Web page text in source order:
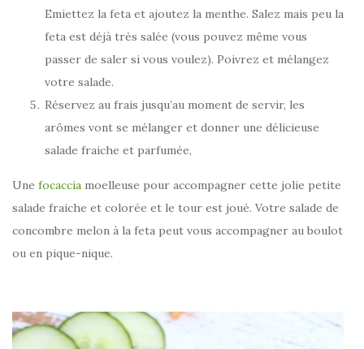
Emiettez la feta et ajoutez la menthe. Salez mais peu la
feta est déjà très salée (vous pouvez même vous
passer de saler si vous voulez). Poivrez et mélangez
votre salade.
Réservez au frais jusqu’au moment de servir, les
arômes vont se mélanger et donner une délicieuse
salade fraiche et parfumée,
Une focaccia moelleuse pour accompagner cette jolie petite
salade fraiche et colorée et le tour est joué. Votre salade de
concombre melon à la feta peut vous accompagner au boulot
ou en pique-nique.